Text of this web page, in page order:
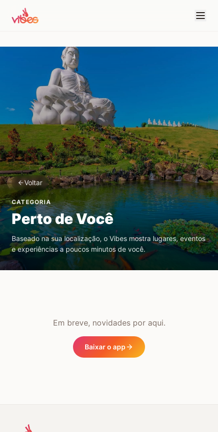
Voltar
CATEGORIA
Perto de Você
Baseado na sua localização, o Vibes mostra lugares, eventos
e experiências a poucos minutos de você.
Em breve, novidades por aqui.
Baixar o app